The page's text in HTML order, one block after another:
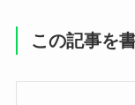
この記事を